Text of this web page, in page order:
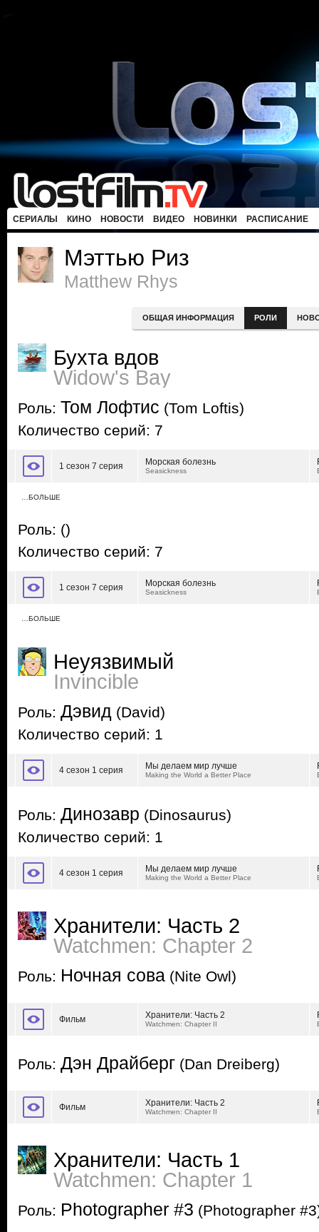
СЕРИАЛЫ КИНО НОВОСТИ ВИДЕО НОВИНКИ РАСПИСАНИЕ
Мэттью Риз
Matthew Rhys
ОБЩАЯ ИНФОРМАЦИЯ РОЛИ
Бухта вдов
Widow's Bay
Роль: Том Лофтис (Tom Loftis)
Количество серий: 7
1 сезон 7 серия Морская болезнь
Seasickness
…БОЛЬШЕ
Роль: ()
Количество серий: 7
1 сезон 7 серия Морская болезнь
Seasickness
…БОЛЬШЕ
Неуязвимый
Invincible
Роль: Дэвид (David)
Количество серий: 1
4 сезон 1 серия Мы делаем мир лучше
Making the World a Better Place
Роль: Динозавр (Dinosaurus)
Количество серий: 1
4 сезон 1 серия Мы делаем мир лучше
Making the World a Better Place
Хранители: Часть 2
Watchmen: Chapter 2
Роль: Ночная сова (Nite Owl)
Фильм Хранители: Часть 2
Watchmen: Chapter II
Роль: Дэн Драйберг (Dan Dreiberg)
Фильм Хранители: Часть 2
Watchmen: Chapter II
Хранители: Часть 1
Watchmen: Chapter 1
Роль: Photographer #3 (Photographer